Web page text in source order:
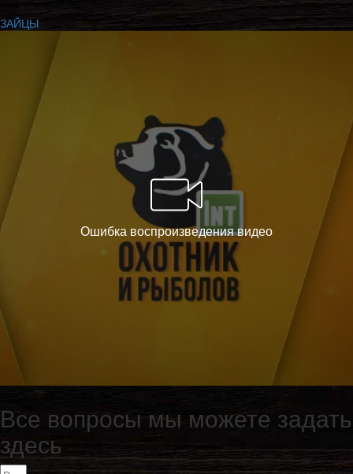
ЗАЙЦЫ
Все вопросы мы можете задать
здесь